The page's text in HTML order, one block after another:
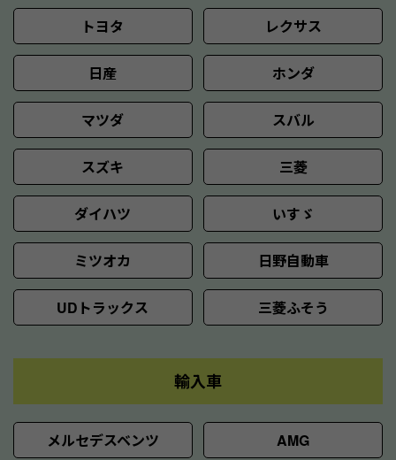
トヨタ レクサス
日産 ホンダ
マツダ スバル
スズキ 三菱
ダイハツ いすゞ
ミツオカ 日野自動車
UDトラックス 三菱ふそう
輸入車
メルセデスベンツ AMG